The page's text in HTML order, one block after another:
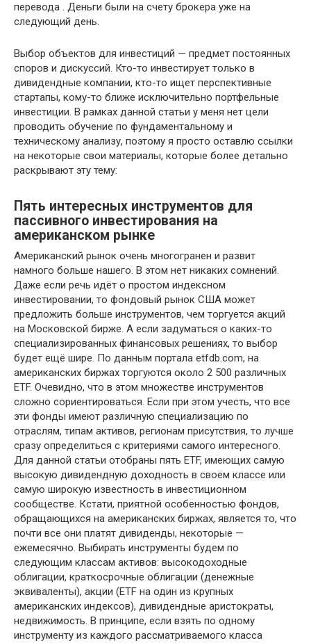
перевода . Деньги были на счету брокера уже на
следующий день.
Выбор объектов для инвестиций — предмет постоянных
споров и дискуссий. Кто-то инвестирует только в
дивидендные компании, кто-то ищет перспективные
стартапы, кому-то ближе исключительно портфельные
инвестиции. В рамках данной статьи у меня нет цели
проводить обучение по фундаментальному и
техническому анализу, поэтому я просто оставлю ссылки
на некоторые свои материалы, которые более детально
раскрывают эту тему:
Пять интересных инструментов для
пассивного инвестирования на
американском рынке
Американский рынок очень многогранен и развит
намного больше нашего. В этом нет никаких сомнений.
Даже если речь идёт о простом индексном
инвестировании, то фондовый рынок США может
предложить больше инструментов, чем торгуется акций
на Московской бирже. А если задуматься о каких-то
специализированных финансовых решениях, то выбор
будет ещё шире. По данным портала etfdb.com, на
американских биржах торгуются около 2 500 различных
ETF. Очевидно, что в этом множестве инструментов
сложно сориентироваться. Если при этом учесть, что все
эти фонды имеют различную специализацию по
отраслям, типам активов, регионам присутствия, то лучше
сразу определиться с критериями самого интересного.
Для данной статьи отобраны пять ETF, имеющих самую
высокую дивидендную доходность в своём классе или
самую широкую известность в инвестиционном
сообществе. Кстати, приятной особенностью фондов,
обращающихся на американских биржах, является то, что
почти все они платят дивиденды, некоторые —
ежемесячно. Выбирать инструменты будем по
следующим классам активов: высокодоходные
облигации, краткосрочные облигации (денежные
эквиваленты), акции (ETF на один из крупных
американских индексов), дивидендные аристократы,
недвижимость. В принципе, если взять по одному
инструменту из каждого рассматриваемого класса